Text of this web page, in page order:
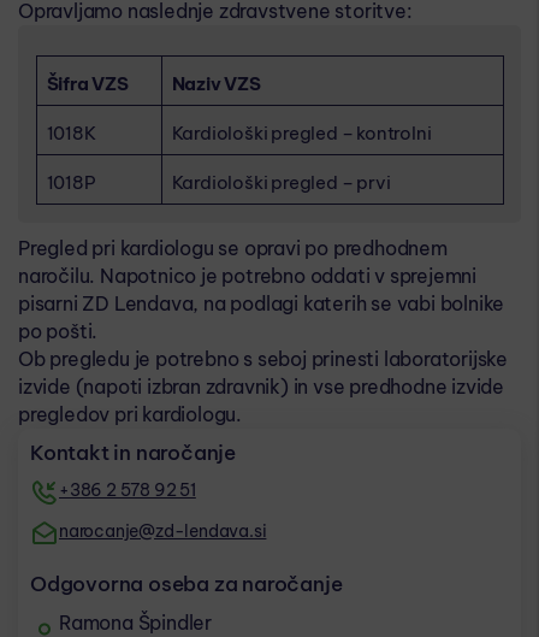
Opravljamo naslednje zdravstvene storitve:
Šifra VZS Naziv VZS
1018K Kardiološki pregled – kontrolni
1018P Kardiološki pregled – prvi
Pregled pri kardiologu se opravi po predhodnem
naročilu. Napotnico je potrebno oddati v sprejemni
pisarni ZD Lendava, na podlagi katerih se vabi bolnike
po pošti.
Ob pregledu je potrebno s seboj prinesti laboratorijske
izvide (napoti izbran zdravnik) in vse predhodne izvide
pregledov pri kardiologu.
Kontakt in naročanje
+386 2 578 92 51
narocanje@zd-lendava.si
Odgovorna oseba za naročanje
Ramona Špindler